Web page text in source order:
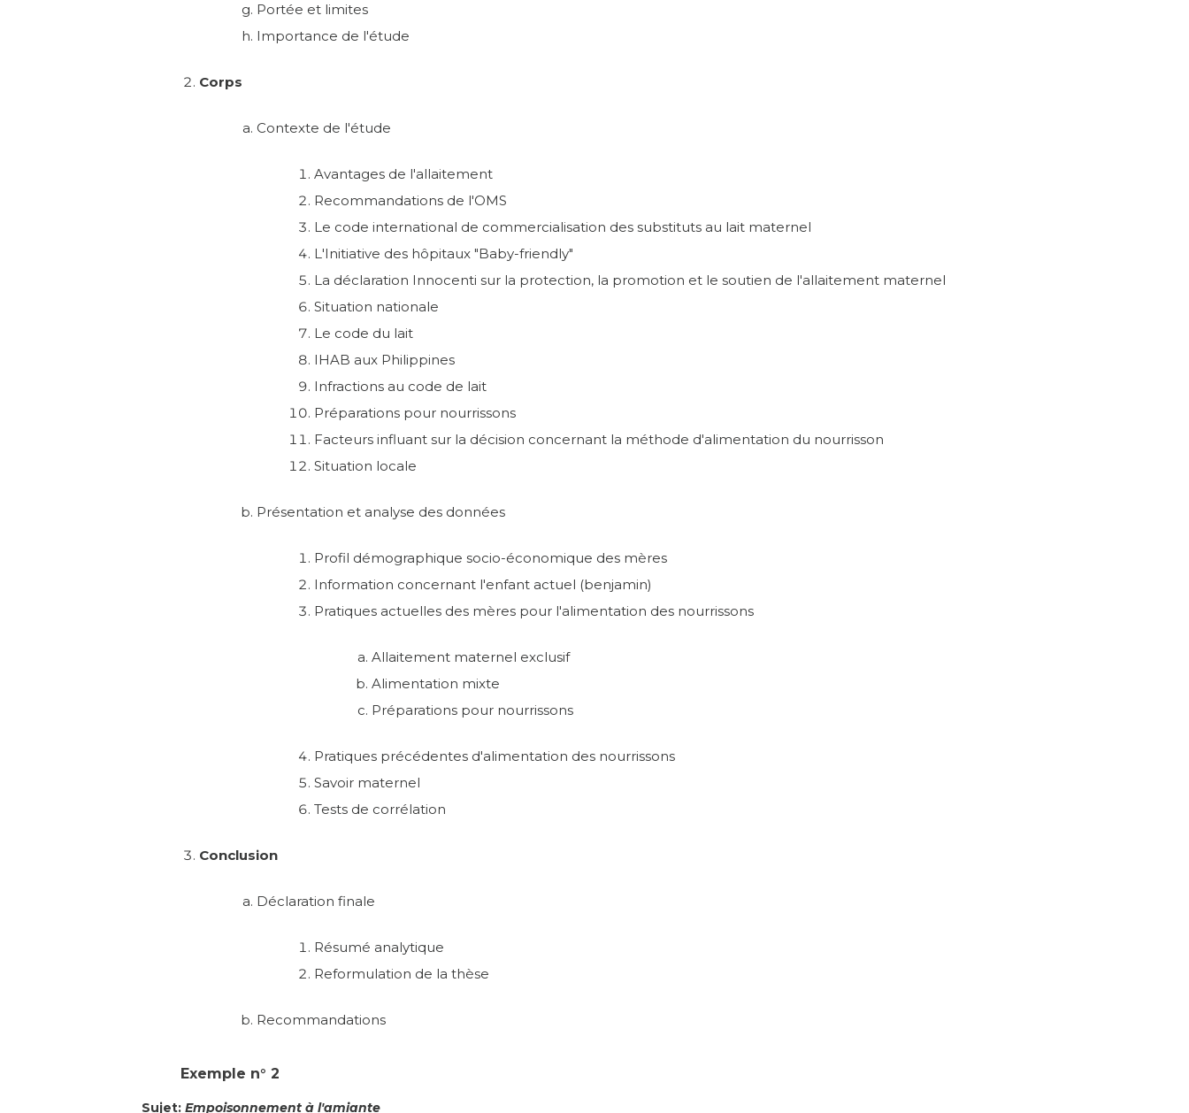
Portée et limites
Importance de l'étude
Corps
Contexte de l'étude
Avantages de l'allaitement
Recommandations de l'OMS
Le code international de commercialisation des substituts au lait maternel
L'Initiative des hôpitaux "Baby-friendly"
La déclaration Innocenti sur la protection, la promotion et le soutien de l'allaitement maternel
Situation nationale
Le code du lait
IHAB aux Philippines
Infractions au code de lait
Préparations pour nourrissons
Facteurs influant sur la décision concernant la méthode d'alimentation du nourrisson
Situation locale
Présentation et analyse des données
Profil démographique socio-économique des mères
Information concernant l'enfant actuel (benjamin)
Pratiques actuelles des mères pour l'alimentation des nourrissons
Allaitement maternel exclusif
Alimentation mixte
Préparations pour nourrissons
Pratiques précédentes d'alimentation des nourrissons
Savoir maternel
Tests de corrélation
Conclusion
Déclaration finale
Résumé analytique
Reformulation de la thèse
Recommandations
Exemple n° 2
Sujet: Empoisonnement à l'amiante